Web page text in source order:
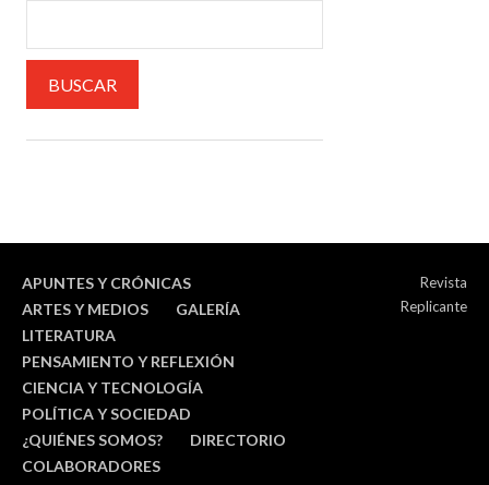
APUNTES Y CRÓNICAS
ARTES Y MEDIOS
GALERÍA
LITERATURA
PENSAMIENTO Y REFLEXIÓN
CIENCIA Y TECNOLOGÍA
POLÍTICA Y SOCIEDAD
¿QUIÉNES SOMOS?
DIRECTORIO
COLABORADORES
Revista
Replicante